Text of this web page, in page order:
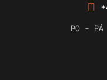
PO - PÁ